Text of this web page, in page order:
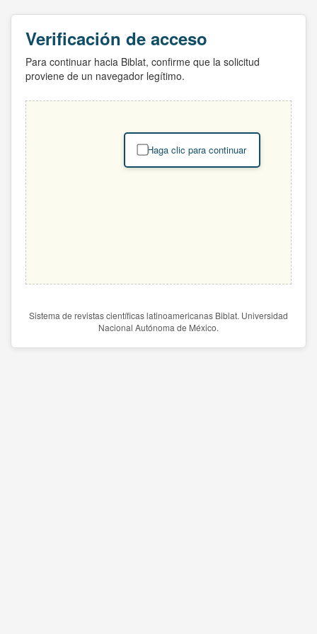
Verificación de acceso
Para continuar hacia Biblat, confirme que la solicitud
proviene de un navegador legítimo.
Haga clic para continuar
Sistema de revistas científicas latinoamericanas Biblat. Universidad
Nacional Autónoma de México.